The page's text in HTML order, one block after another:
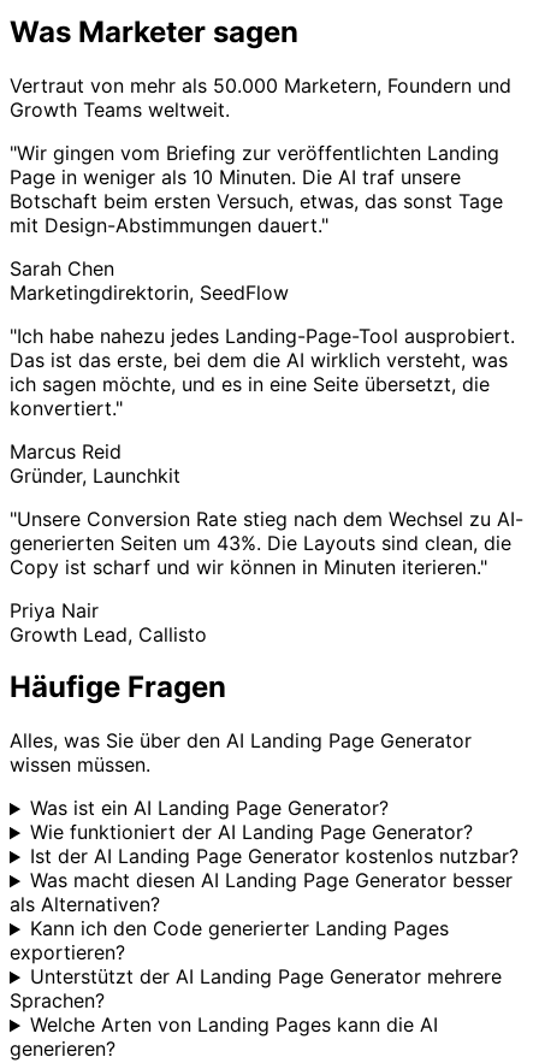
Was Marketer sagen
Vertraut von mehr als 50.000 Marketern, Foundern und
Growth Teams weltweit.
"Wir gingen vom Briefing zur veröffentlichten Landing
Page in weniger als 10 Minuten. Die AI traf unsere
Botschaft beim ersten Versuch, etwas, das sonst Tage
mit Design-Abstimmungen dauert."
Sarah Chen
Marketingdirektorin, SeedFlow
"Ich habe nahezu jedes Landing-Page-Tool ausprobiert.
Das ist das erste, bei dem die AI wirklich versteht, was
ich sagen möchte, und es in eine Seite übersetzt, die
konvertiert."
Marcus Reid
Gründer, Launchkit
"Unsere Conversion Rate stieg nach dem Wechsel zu AI-
generierten Seiten um 43%. Die Layouts sind clean, die
Copy ist scharf und wir können in Minuten iterieren."
Priya Nair
Growth Lead, Callisto
Häufige Fragen
Alles, was Sie über den AI Landing Page Generator
wissen müssen.
Was ist ein AI Landing Page Generator?
Wie funktioniert der AI Landing Page Generator?
Ist der AI Landing Page Generator kostenlos nutzbar?
Was macht diesen AI Landing Page Generator besser
als Alternativen?
Kann ich den Code generierter Landing Pages
exportieren?
Unterstützt der AI Landing Page Generator mehrere
Sprachen?
Welche Arten von Landing Pages kann die AI
generieren?